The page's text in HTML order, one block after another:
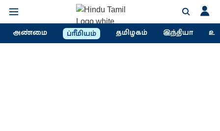
அண்மை ப்ரீமியம் தமிழகம் இந்தியா